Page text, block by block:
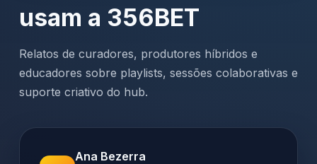
usam a 356BET
Relatos de curadores, produtores híbridos e
educadores sobre playlists, sessões colaborativas e
suporte criativo do hub.
Ana Bezerra